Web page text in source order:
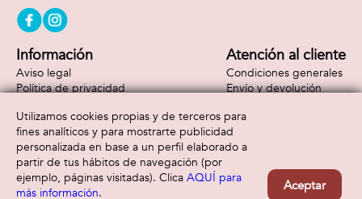
Información
Aviso legal
Política de privacidad
Atención al cliente
Condiciones generales
Envío y devolución
Formas de pago
Utilizamos cookies propias y de terceros para
fines analíticos y para mostrarte publicidad
personalizada en base a un perfil elaborado a
partir de tus hábitos de navegación (por
ejemplo, páginas visitadas). Clica AQUÍ para
más información. Aceptar